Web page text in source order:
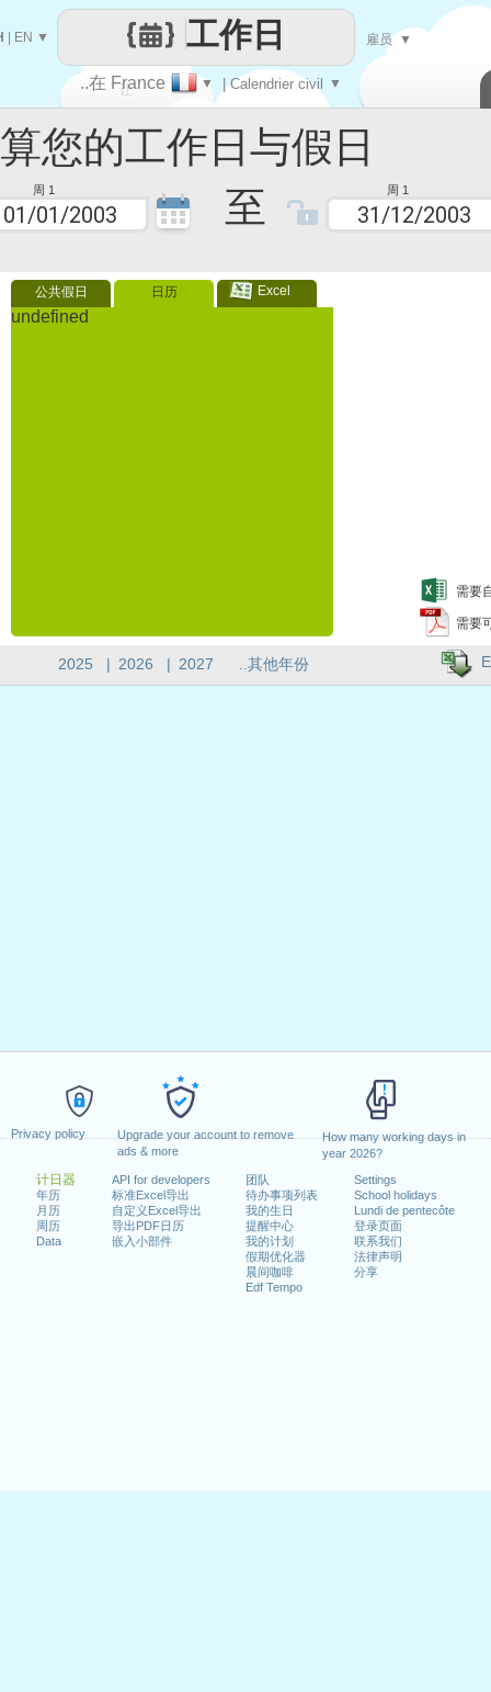
Privacy policy
Upgrade your account to remove
ads & more
How many working days in
year 2026?
计日器
年历
月历
周历
Data
API for developers
标准Excel导出
自定义Excel导出
导出PDF日历
嵌入小部件
团队
待办事项列表
我的生日
提醒中心
我的计划
假期优化器
晨间咖啡
Edf Tempo
Settings
School holidays
Lundi de pentecôte
登录页面
联系我们
法律声明
分享
工作日与假日
周 1 至 周 1
公共假日 日历 Excel
undefined
需要
需要
让
每一天
..在 France ▼ | Calendrier civil ▼
工作日
EN ▼ 雇员 ▼
2025 | 2026 | 2027 ..其他年份